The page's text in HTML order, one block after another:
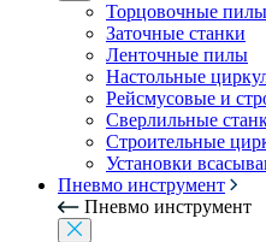
Торцовочные пилы
Заточные станки
Ленточные пилы
Настольные
Рейсмусовые и
Сверлильные
Строительные
Установки
Пневмо инструмент
Пневмо инструмент